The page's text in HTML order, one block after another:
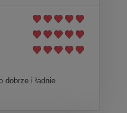
dobrze i ładnie